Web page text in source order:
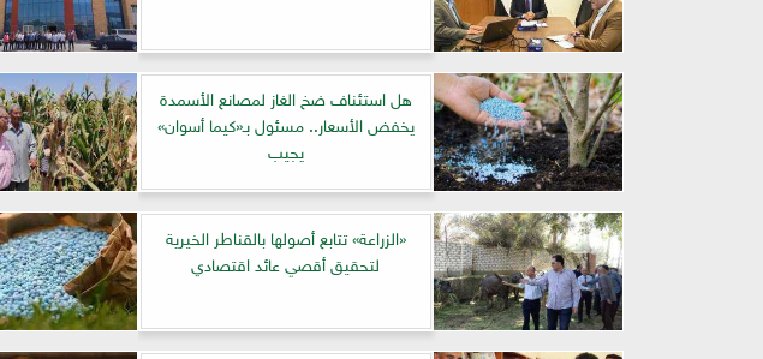
هل استئناف ضخ الغاز لمصانع الأسمدة
يخفض الأسعار.. مسئول بـ«كيما أسوان»
يجيب
«الزراعة» تتابع أصولها بالقناطر الخيرية
لتحقيق أقصي عائد اقتصادي